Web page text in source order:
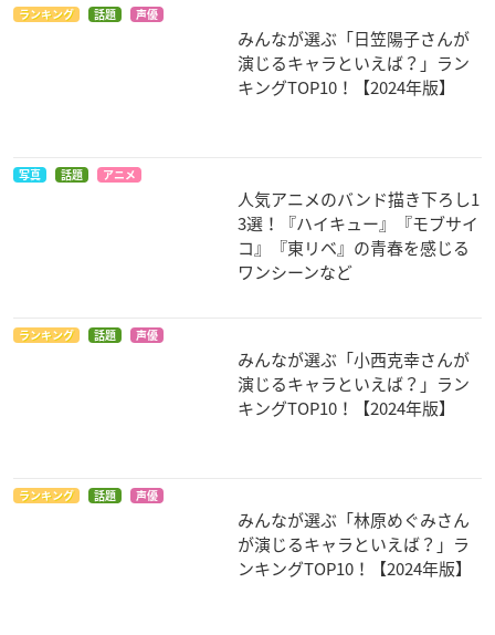
ランキング 話題 声優
みんなが選ぶ「日笠陽子さんが
演じるキャラといえば？」ラン
キングTOP10！【2024年版】
写真 話題 アニメ
人気アニメのバンド描き下ろし1
3選！『ハイキュー』『モブサイ
コ』『東リベ』の青春を感じる
ワンシーンなど
ランキング 話題 声優
みんなが選ぶ「小西克幸さんが
演じるキャラといえば？」ラン
キングTOP10！【2024年版】
ランキング 話題 声優
みんなが選ぶ「林原めぐみさん
が演じるキャラといえば？」ラ
ンキングTOP10！【2024年版】